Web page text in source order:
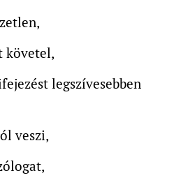
követel,
legszívesebben
veszi,